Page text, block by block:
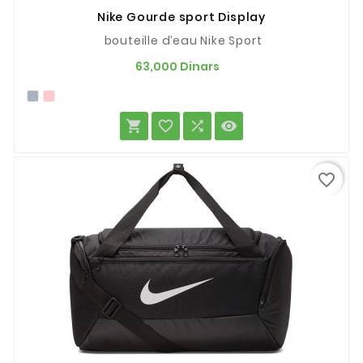
Nike Gourde sport Display
bouteille d’eau Nike Sport
63,000 Dinars
   
favorite_border